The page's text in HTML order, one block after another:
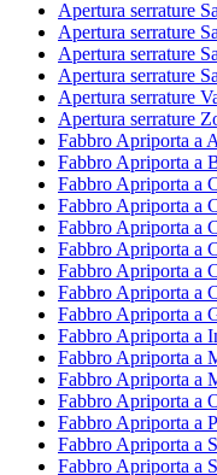
Apertura serrature
Apertura serrature
Apertura serrature
Apertura serrature
Apertura serrature
Apertura serrature
Fabbro Apriporta a
Fabbro Apriporta a
Fabbro Apriporta a
Fabbro Apriporta a
Fabbro Apriporta a
Fabbro Apriporta a
Fabbro Apriporta a
Fabbro Apriporta a
Fabbro Apriporta a
Fabbro Apriporta a
Fabbro Apriporta a
Fabbro Apriporta a
Fabbro Apriporta a
Fabbro Apriporta a
Fabbro Apriporta a
Fabbro Apriporta a